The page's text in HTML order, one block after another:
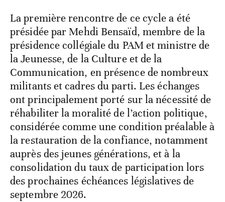
La première rencontre de ce cycle a été
présidée par Mehdi Bensaïd, membre de la
présidence collégiale du PAM et ministre de
la Jeunesse, de la Culture et de la
Communication, en présence de nombreux
militants et cadres du parti. Les échanges
ont principalement porté sur la nécessité de
réhabiliter la moralité de l’action politique,
considérée comme une condition préalable à
la restauration de la confiance, notamment
auprès des jeunes générations, et à la
consolidation du taux de participation lors
des prochaines échéances législatives de
septembre 2026.